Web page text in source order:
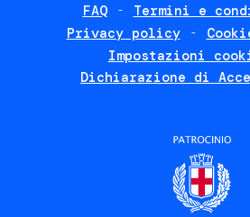
FAQ
Termini e
Privacy policy
Impostazioni
Dichiarazione di